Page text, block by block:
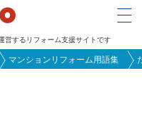
営するリフォーム支援サイトです
マンションリフォーム用語集